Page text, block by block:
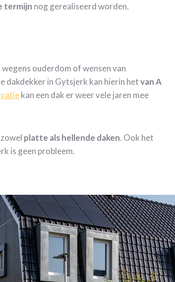
termijn nog gerealiseerd worden.
ouderdom of wensen van
dakdekker in Gytsjerk kan hierin hetvan A
kan een dak er weer vele jaren mee
platte als hellende daken. Ook het
is geen probleem.